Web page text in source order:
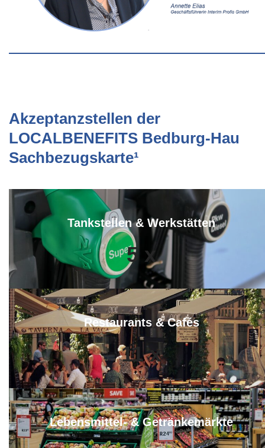
Akzeptanzstellen der
LOCALBENEFITS Bedburg-Hau
Sachbezugskarte¹
Tankstellen & Werkstätten
5 x
Restaurants & Cafés
11 x
Lebensmittel- & Getränkemärkte